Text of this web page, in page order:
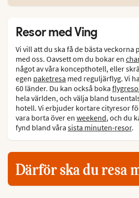
Resor med Ving
Vi vill att du ska få de bästa veckorna
med oss. Oavsett om du bokar en
något av våra koncepthotell, eller
egen paketresa med reguljärflyg. Vi
60 länder. Du kan också boka
hela världen, och välja bland
hotell. Vi erbjuder kortare cityresor
vara borta över en weekend, och du
fynd bland våra sista minuten-resor.
Därför ska du resa